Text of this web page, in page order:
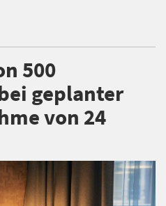
500
geplanter
von 24